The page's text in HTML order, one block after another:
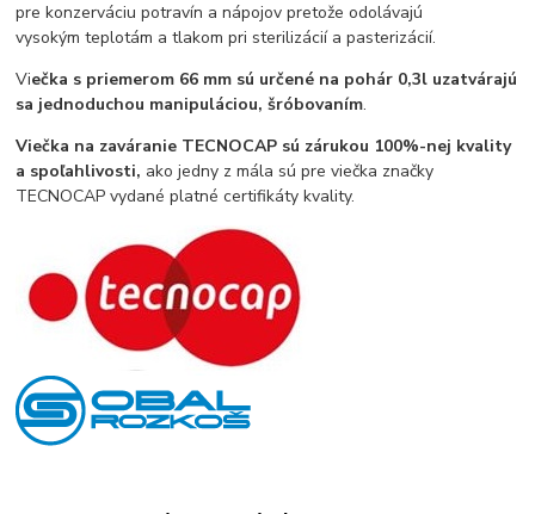
pre konzerváciu potravín a nápojov pretože odolávajú
vysokým teplotám a tlakom pri sterilizácií a pasterizácií.
Viečka s priemerom 66 mm sú určené na pohár 0,3l uzatvárajú
sa jednoduchou manipuláciou, šróbovaním.
Viečka na zaváranie TECNOCAP sú zárukou 100%-nej kvality
a spoľahlivosti, ako jedny z mála sú pre viečka značky
TECNOCAP vydané platné certifikáty kvality.